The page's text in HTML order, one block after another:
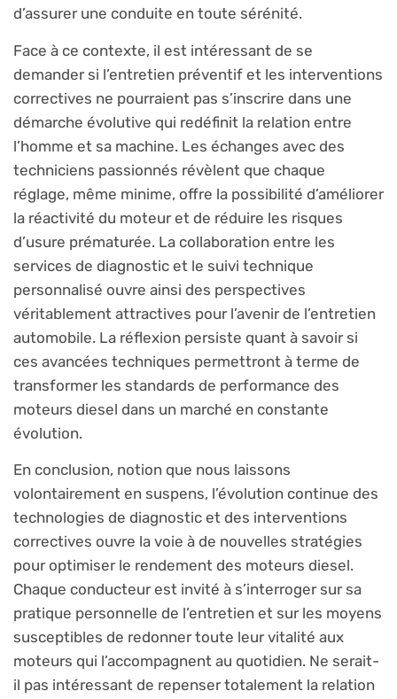
d’assurer une conduite en toute sérénité.
Face à ce contexte, il est intéressant de se
demander si l’entretien préventif et les interventions
correctives ne pourraient pas s’inscrire dans une
démarche évolutive qui redéfinit la relation entre
l’homme et sa machine. Les échanges avec des
techniciens passionnés révèlent que chaque
réglage, même minime, offre la possibilité d’améliorer
la réactivité du moteur et de réduire les risques
d’usure prématurée. La collaboration entre les
services de diagnostic et le suivi technique
personnalisé ouvre ainsi des perspectives
véritablement attractives pour l’avenir de l’entretien
automobile. La réflexion persiste quant à savoir si
ces avancées techniques permettront à terme de
transformer les standards de performance des
moteurs diesel dans un marché en constante
évolution.
En conclusion, notion que nous laissons
volontairement en suspens, l’évolution continue des
technologies de diagnostic et des interventions
correctives ouvre la voie à de nouvelles stratégies
pour optimiser le rendement des moteurs diesel.
Chaque conducteur est invité à s’interroger sur sa
pratique personnelle de l’entretien et sur les moyens
susceptibles de redonner toute leur vitalité aux
moteurs qui l’accompagnent au quotidien. Ne serait-
il pas intéressant de repenser totalement la relation